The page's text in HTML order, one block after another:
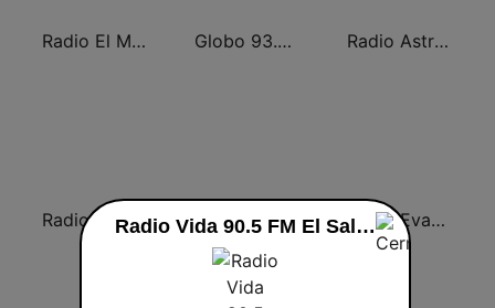
Radio El Mundo Globo 93.3 FM Radio Astral 102.9 FM
Radio Fuego 107.7 FM Club 92.5 Radio Evangélica Josué
Radio Vida 90.5 FM El Salvador